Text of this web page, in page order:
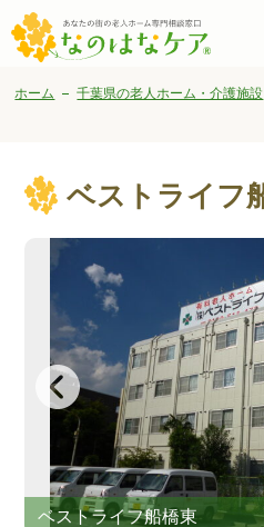
ホーム 千葉県の老人ホーム・介護施設
ベストライフ
ベストライフ船橋東